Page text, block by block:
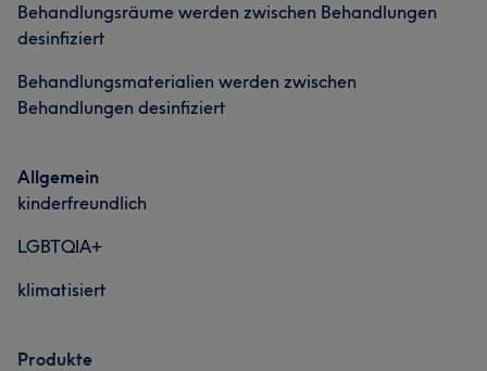
Gründlich 7
Behandlungsräume werden zwischen Behandlungen
desinfiziert
Behandlungsmaterialien werden zwischen
Behandlungen desinfiziert
Allgemein
kinderfreundlich
LGBTQIA+
klimatisiert
Produkte